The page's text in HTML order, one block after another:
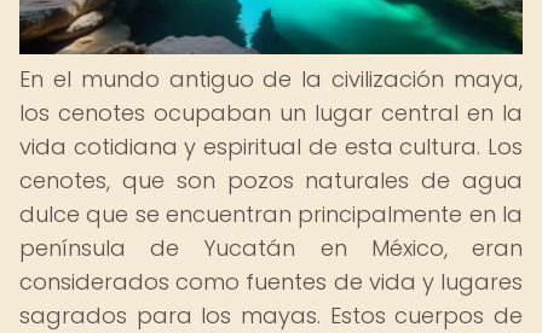
En el mundo antiguo de la civilización maya,
los cenotes ocupaban un lugar central en la
vida cotidiana y espiritual de esta cultura. Los
cenotes, que son pozos naturales de agua
dulce que se encuentran principalmente en la
península de Yucatán en México, eran
considerados como fuentes de vida y lugares
sagrados para los mayas. Estos cuerpos de